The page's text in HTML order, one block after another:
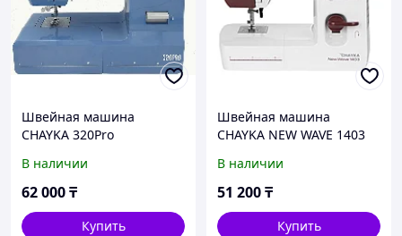
Швейная машина
CHAYKA 320Pro
В наличии
62 000₸
Купить
Швейная машина
CHAYKA NEW WAVE 1403
В наличии
51 200₸
Купить